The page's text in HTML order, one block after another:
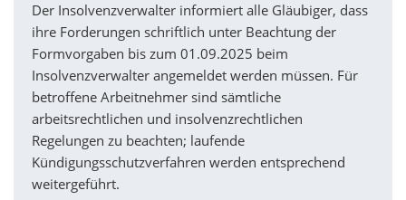
Der Insolvenzverwalter informiert alle Gläubiger, dass
ihre Forderungen schriftlich unter Beachtung der
Formvorgaben bis zum 01.09.2025 beim
Insolvenzverwalter angemeldet werden müssen. Für
betroffene Arbeitnehmer sind sämtliche
arbeitsrechtlichen und insolvenzrechtlichen
Regelungen zu beachten; laufende
Kündigungsschutzverfahren werden entsprechend
weitergeführt.